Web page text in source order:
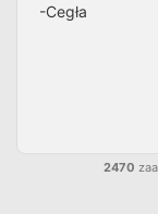
-Cegła
2470